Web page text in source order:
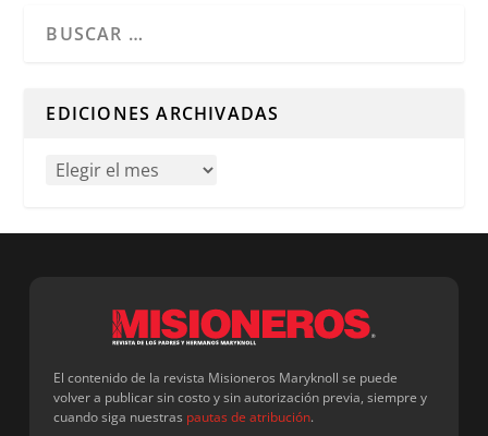
EDICIONES ARCHIVADAS
El contenido de la revista Misioneros Maryknoll se puede
volver a publicar sin costo y sin autorización previa, siempre y
cuando siga nuestras pautas de atribución.